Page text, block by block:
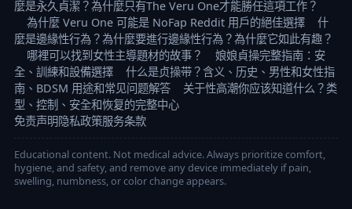
麼是永久貞潔？為什麼只有The Veru One才能勝任這項工作？
為什麼 Veru One 可能是 NoFap Reddit 用戶的絕佳選擇
什
麼是邊緣性行為？為什麼要進行邊緣性行為？為什麼它如此有趣？
哪裡可以找到女性主導題材的故事？
娘娘貞操完整指南：安
全、訓練和設備選擇
什么是贞操带？含义、历史、男性和女性指
南、BDSM 用途和常见问题解答
关于性高潮你应该知道什么？类
型、控制、安全和恢复的完整中心
免责声明隐私政策服务条款
Educational content. Not medical advice. Always prioritize comfort,
hygiene, and safety, and remove any device immediately if pain,
swelling, numbness, or color change appears.